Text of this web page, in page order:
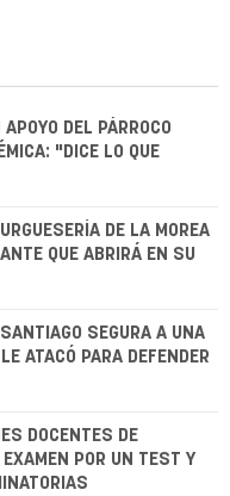
DEL PÁRROCO
"DICE LO QUE
DE LA MOREA
QUE ABRIRÁ EN SU
SEGURA A UNA
ATACÓ PARA DEFENDER
DOCENTES DE
POR UN TEST Y